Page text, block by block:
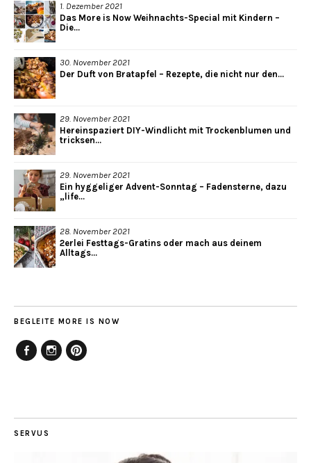
1. Dezember 2021
Das More is Now Weihnachts-Special mit Kindern –
Die...
30. November 2021
Der Duft von Bratapfel – Rezepte, die nicht nur den...
29. November 2021
Hereinspaziert DIY-Windlicht mit Trockenblumen und
tricksen...
29. November 2021
Ein hyggeliger Advent-Sonntag – Fadensterne, dazu
„life...
28. November 2021
2erlei Festtags-Gratins oder mach aus deinem
Alltags...
BEGLEITE MORE IS NOW
SERVUS